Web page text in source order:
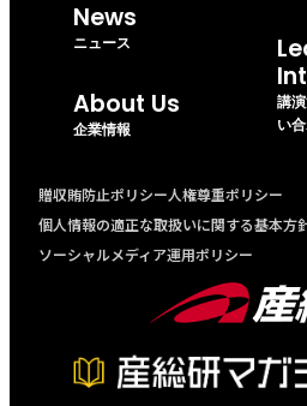
News
ニュース
About Us
企業情報
講
い
贈収賄防止ポリシー人権尊重ポリシー
個人情報の適正な取扱いに関する基本方
ソーシャルメディア運用ポリシー